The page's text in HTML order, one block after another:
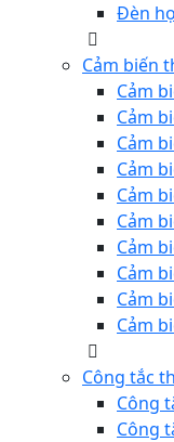
Đèn
Cảm biến
Cảm
Cảm
Cảm
Cảm
Cảm
Cảm
Cảm
Cảm
Cảm
Cảm
Công tắc
Công
Công